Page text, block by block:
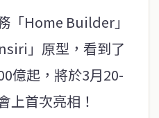
「Home Builder」
」原型，看到了
億起，將於3月20-
上首次亮相！